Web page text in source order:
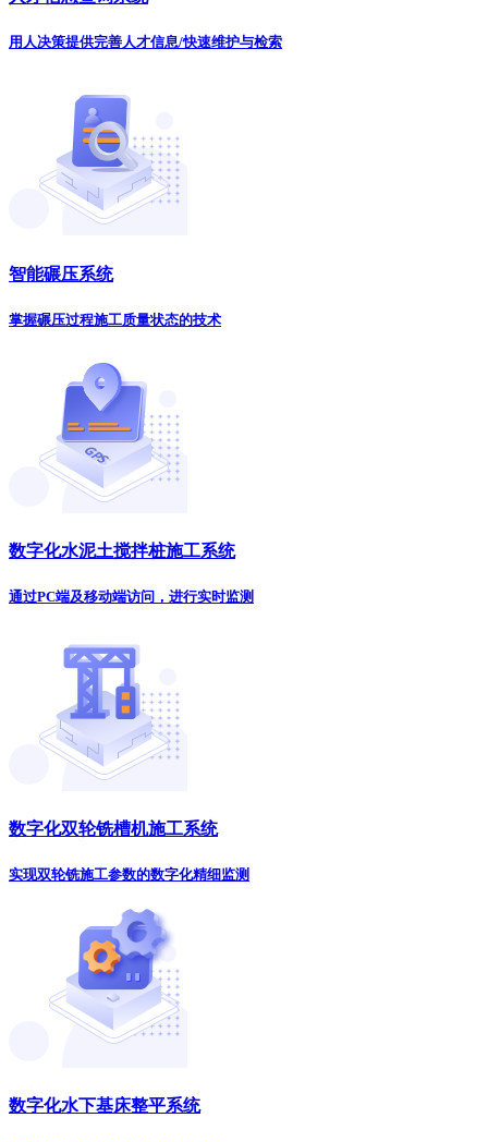
用人决策提供完善人才信息/快速维护与检索
智能碾压系统
掌握碾压过程施工质量状态的技术
数字化水泥土搅拌桩施工系统
通过PC端及移动端访问，进行实时监测
数字化双轮铣槽机施工系统
实现双轮铣施工参数的数字化精细监测
数字化水下基床整平系统